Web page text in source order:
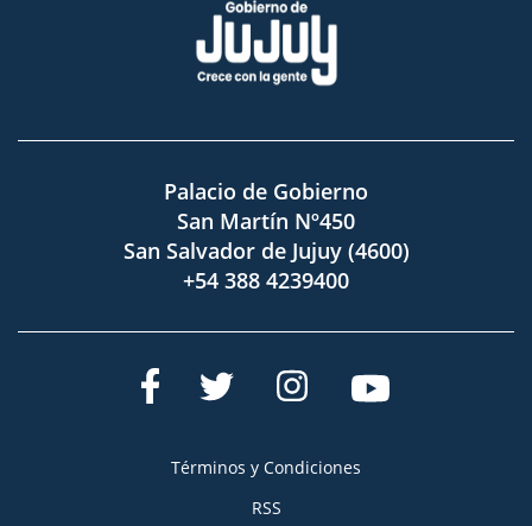
Palacio de Gobierno
San Martín Nº450
San Salvador de Jujuy (4600)
+54 388 4239400
Términos y Condiciones
RSS